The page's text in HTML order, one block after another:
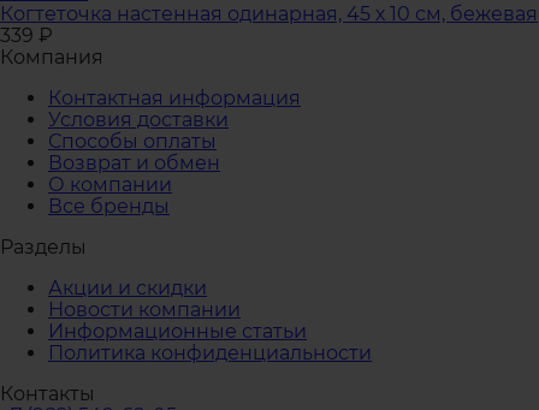
Когтеточка настенная одинарная, 45 х 10 см, бежевая
339 ₽
Компания
Контактная информация
Условия доставки
Способы оплаты
Возврат и обмен
О компании
Все бренды
Разделы
Акции и скидки
Новости компании
Информационные статьи
Политика конфиденциальности
Контакты